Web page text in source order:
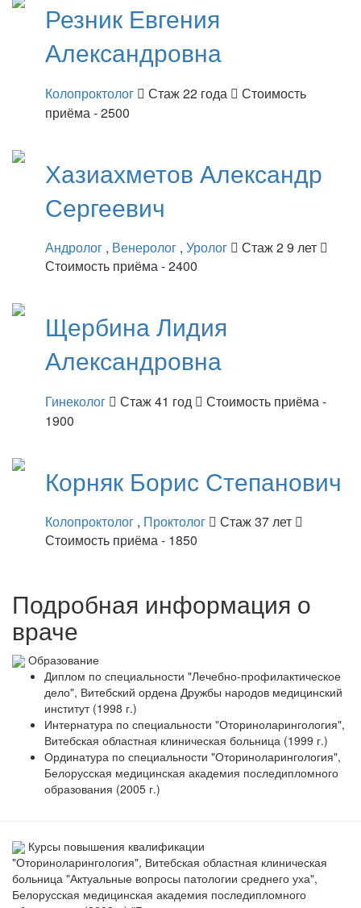
Резник Евгения
Александровна
Колопроктолог Стаж 22 года
Стоимость
приёма - 2500
Хазиахметов Александр
Сергеевич
Андролог , Венеролог , Уролог
Стаж 2 9 лет
Стоимость приёма - 2400
ЩербинаЛидия
Александровна
Гинеколог Стаж 41 год
Стоимость приёма -
1900
Корняк Борис Степанович
Колопроктолог , Проктолог
Стаж 37 лет
Стоимость приёма - 1850
Подробная информация о
враче
Образование
Диплом по специальности "Лечебно-профилактическое
дело", Витебский ордена Дружбы народов медицинский
институт (1998 г.)
Интернатура по специальности "Оториноларингология",
Витебская областная клиническая больница (1999 г.)
Ординатура по специальности "Оториноларингология",
Белорусская медицинская академия последипломного
образования (2005 г.)
Курсы повышения квалификации
"Оториноларингология", Витебская областная клиническая
больница "Актуальные вопросы патологии среднего уха",
Белорусская медицинская академия последипломного